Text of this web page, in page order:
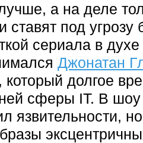
а на деле
ставят под угрозу
сериала в духе
Джонатан
который долгое
сферы IT. В шоу
язвительности,